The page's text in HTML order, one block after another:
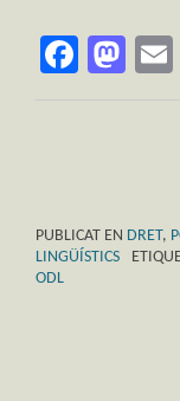
PUBLICAT EN DRET,
LINGÜÍSTICS
ODL